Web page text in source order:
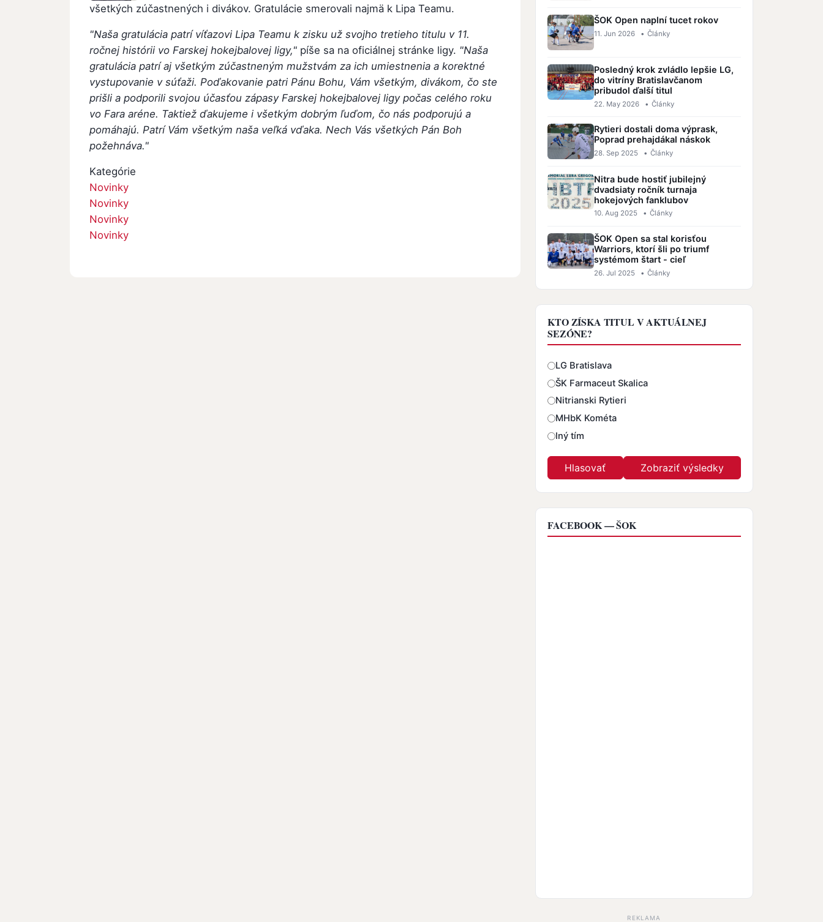
všetkých zúčastnených i divákov. Gratulácie smerovali najmä k Lipa Teamu.
"Naša gratulácia patrí víťazovi Lipa Teamu k zisku už svojho tretieho titulu v 11.
ročnej histórii vo Farskej hokejbalovej ligy," píše sa na oficiálnej stránke ligy. "Naša
gratulácia patrí aj všetkým zúčastneným mužstvám za ich umiestnenia a korektné
vystupovanie v súťaži. Poďakovanie patri Pánu Bohu, Vám všetkým, divákom, čo ste
prišli a podporili svojou účasťou zápasy Farskej hokejbalovej ligy počas celého roku
vo Fara aréne. Taktiež ďakujeme i všetkým dobrým ľuďom, čo nás podporujú a
pomáhajú. Patrí Vám všetkým naša veľká vďaka. Nech Vás všetkých Pán Boh
požehnáva."
Kategórie
Novinky
Novinky
Novinky
Novinky
ŠOK Open naplní tucet rokov
11. Jun 2026 • Články
Posledný krok zvládlo lepšie LG,
do vitríny Bratislavčanom
pribudol ďalší titul
22. May 2026 • Články
Rytieri dostali doma výprask,
Poprad prehajdákal náskok
28. Sep 2025 • Články
Nitra bude hostiť jubilejný
dvadsiaty ročník turnaja
hokejových fanklubov
10. Aug 2025 • Články
ŠOK Open sa stal korisťou
Warriors, ktorí šli po triumf
systémom štart - cieľ
26. Jul 2025 • Články
KTO ZÍSKA TITUL V AKTUÁLNEJ
SEZÓNE?
Odpovede
LG Bratislava
ŠK Farmaceut Skalica
Nitrianski Rytieri
MHbK Kométa
Iný tím
FACEBOOK — ŠOK
REKLAMA